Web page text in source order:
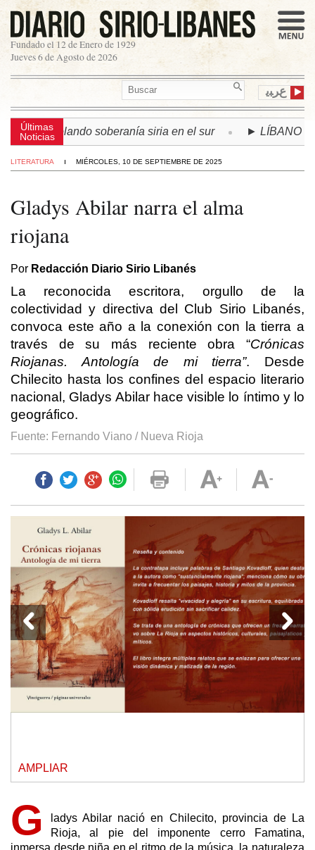
Fundado el 12 de Enero de 1929
Jueves 6 de Agosto de 2026
ﻉﺮﺒﻳ
Últimas
Noticiassoberanía siria en el sur ► LÍBANO | Se
LITERATURA MIÉRCOLES, 10 DE SEPTIEMBRE DE 2025
Gladys Abilar narra el alma
riojana
Por Redacción Diario Sirio Libanés
La reconocida escritora, orgullo de la
colectividad y directiva del Club Sirio Libanés,
convoca este año a la conexión con la tierra a
través de su más reciente obra “Crónicas
Riojanas. Antología de mi tierra”. Desde
Chilecito hasta los confines del espacio literario
nacional, Gladys Abilar hace visible lo íntimo y lo
geográfico.
Fuente: Fernando Viano / Nueva Rioja
AMPLIAR
G
ladys Abilar nació en Chilecito, provincia de La
Rioja, al pie del imponente cerro Famatina,